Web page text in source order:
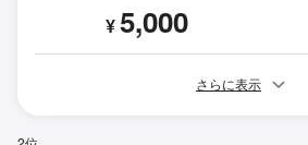
¥5,000
さらに表示